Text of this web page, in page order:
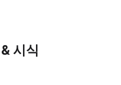
시식